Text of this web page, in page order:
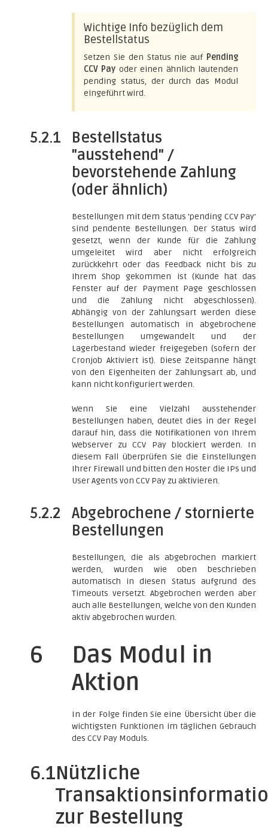
Wichtige Info bezüglich dem
Bestellstatus
Setzen Sie den Status nie auf Pending
CCV Pay oder einen ähnlich lautenden
pending status, der durch das Modul
eingeführt wird.
5.2.1
Bestellstatus
"ausstehend" /
bevorstehende Zahlung
(oder ähnlich)
Bestellungen mit dem Status 'pending CCV Pay'
sind pendente Bestellungen. Der Status wird
gesetzt, wenn der Kunde für die Zahlung
umgeleitet wird aber nicht erfolgreich
zurückkehrt oder das Feedback nicht bis zu
Ihrem Shop gekommen ist (Kunde hat das
Fenster auf der Payment Page geschlossen
und die Zahlung nicht abgeschlossen).
Abhängig von der Zahlungsart werden diese
Bestellungen automatisch in abgebrochene
Bestellungen umgewandelt und der
Lagerbestand wieder freigegeben (sofern der
Cronjob Aktiviert ist). Diese Zeitspanne hängt
von den Eigenheiten der Zahlungsart ab, und
kann nicht konfiguriert werden.
Wenn Sie eine Vielzahl ausstehender
Bestellungen haben, deutet dies in der Regel
darauf hin, dass die Notifikationen von Ihrem
Webserver zu CCV Pay blockiert werden. In
diesem Fall überprüfen Sie die Einstellungen
Ihrer Firewall und bitten den Hoster die IPs und
User Agents von CCV Pay zu aktivieren.
5.2.2
Abgebrochene / stornierte
Bestellungen
Bestellungen, die als abgebrochen markiert
werden, wurden wie oben beschrieben
automatisch in diesen Status aufgrund des
Timeouts versetzt. Abgebrochen werden aber
auch alle Bestellungen, welche von den Kunden
aktiv abgebrochen wurden.
6
Das Modul in
Aktion
In der Folge finden Sie eine Übersicht über die
wichtigsten Funktionen im täglichen Gebrauch
des CCV Pay Moduls.
6.1Nützliche
zur Bestellung